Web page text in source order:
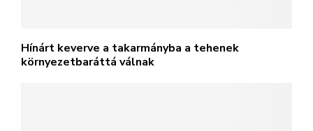
Hínárt keverve a takarmányba a tehenek
környezetbaráttá válnak